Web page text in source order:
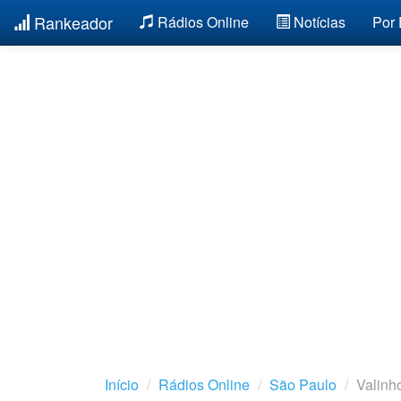
Rankeador Rádios Online Notícias Por
Início Rádios Online São Paulo